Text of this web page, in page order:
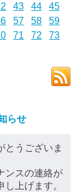
43 44
45
57 58
59
71 72
73
らせ
とうございま
ンスの連絡が
上げます。